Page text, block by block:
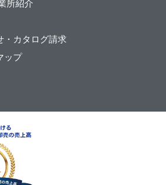
所紹介
・カタログ請求
ップ